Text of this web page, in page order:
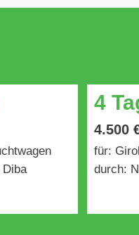
Diba
4
4.500
für:
durch: